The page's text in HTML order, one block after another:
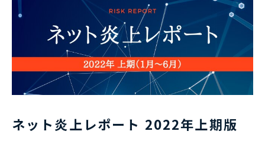
資料ダウンロード
導入事例
eltes insight
ネット炎上レポート 2022年上期版